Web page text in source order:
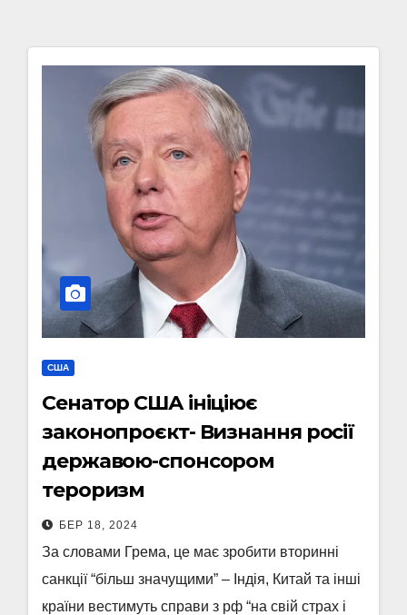
США
Сенатор США ініціює
законопроєкт- Визнання росії
державою-спонсором
тероризм
БЕР 18, 2024
За словами Грема, це має зробити вторинні
санкції “більш значущими” – Індія, Китай та інші
країни вестимуть справи з рф “на свій страх і